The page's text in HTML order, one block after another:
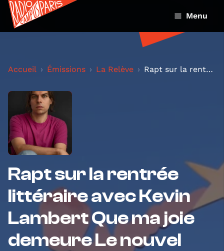
Menu
Accueil Émissions La Relève Rapt sur la rentrée littéraire avec Kevin Lambert...
Rapt sur la rentrée
littéraire avec Kevin
Lambert Que ma joie
demeure Le nouvel